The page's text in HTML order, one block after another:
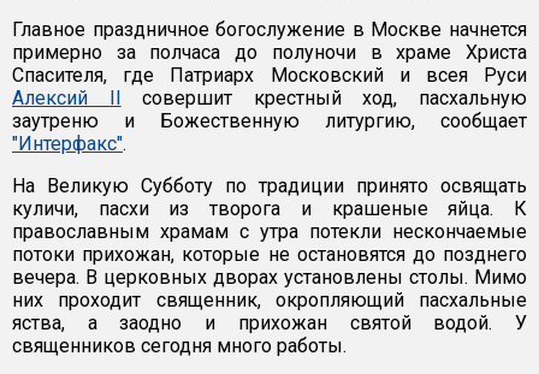
Главное праздничное богослужение в Москве начнется
примерно за полчаса до полуночи в храме Христа
Спасителя, где Патриарх Московский и всея Руси
Алексий II совершит крестный ход, пасхальную
заутреню и Божественную литургию, сообщает
"Интерфакс".
На Великую Субботу по традиции принято освящать
куличи, пасхи из творога и крашеные яйца. К
православным храмам с утра потекли нескончаемые
потоки прихожан, которые не остановятся до позднего
вечера. В церковных дворах установлены столы. Мимо
них проходит священник, окропляющий пасхальные
яства, а заодно и прихожан святой водой. У
священников сегодня много работы.